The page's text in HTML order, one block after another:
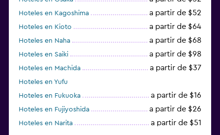
Hoteles en Kagoshima a partir de $52
Hoteles en Kioto a partir de $64
Hoteles en Naha a partir de $68
Hoteles en Saiki a partir de $98
Hoteles en Machida a partir de $37
Hoteles en Yufu
Hoteles en Fukuoka
a partir de $16
Hoteles en Fujiyoshida a partir de $26
Hoteles en Narita a partir de $51